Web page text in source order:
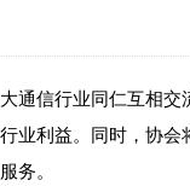
通信行业同仁互相交
业利益。同时，协会
务。